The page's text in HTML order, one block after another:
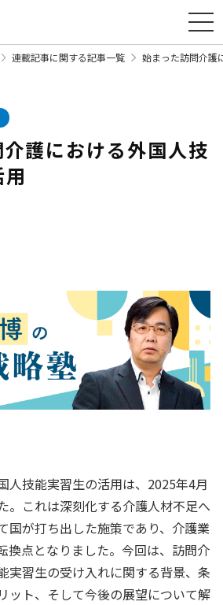
連載記事に関する記事一覧 始まった訪問介護
護における外国人技
人技能実習生の活用は、2025年4月
。これは深刻化する介護人材不足へ
国が打ち出した施策であり、介護業
換点となりました。今回は、訪問介
実習生の受け入れに関する背景、条
ット、そして今後の展望について解